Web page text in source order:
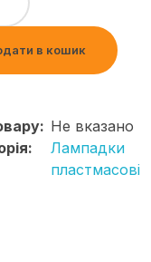
в кошик
Не вказано
Лампадки
пластмасові